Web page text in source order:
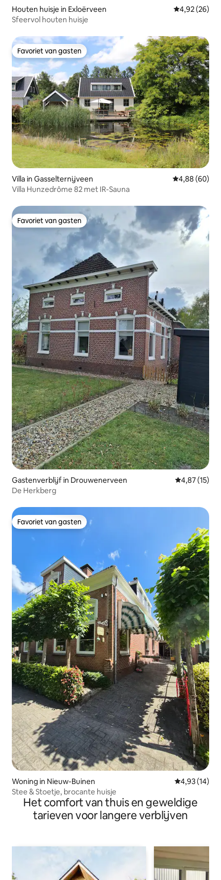
Houten huisje in Exloërveen Gemiddelde
4,92 (26)
Sfeervol houten huisje
Favoriet van gasten
Favoriet van gasten
Villa in Gasselternijveen Gemiddelde
4,88 (60)
Villa Hunzedrôme 82 met IR-Sauna
Favoriet van gasten
Favoriet van gasten
Gastenverblijf in Drouwenerveen Gemiddelde
4,87 (15)
De Herkberg
Favoriet van gasten
Favoriet van gasten
Woning in Nieuw-Buinen Gemiddelde
4,93 (14)
Stee & Stoetje, brocante huisje
Het comfort van thuis en geweldige
tarieven voor langere verblijven